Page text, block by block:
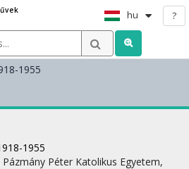
hu ?
1955
1955
Pázmány Péter Katolikus Egyetem,